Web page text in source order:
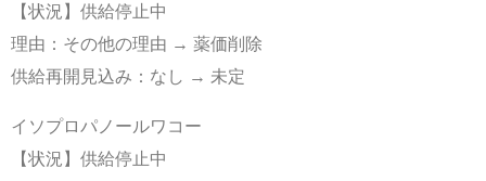
【状況】供給停止中
理由：その他の理由 → 薬価削除
供給再開見込み：なし → 未定
イソプロパノールワコー
【状況】供給停止中